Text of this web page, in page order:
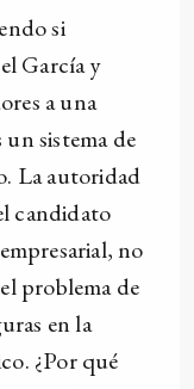
si
García y
a una
sistema de
La autoridad
candidato
no
problema de
en la
¿Por qué